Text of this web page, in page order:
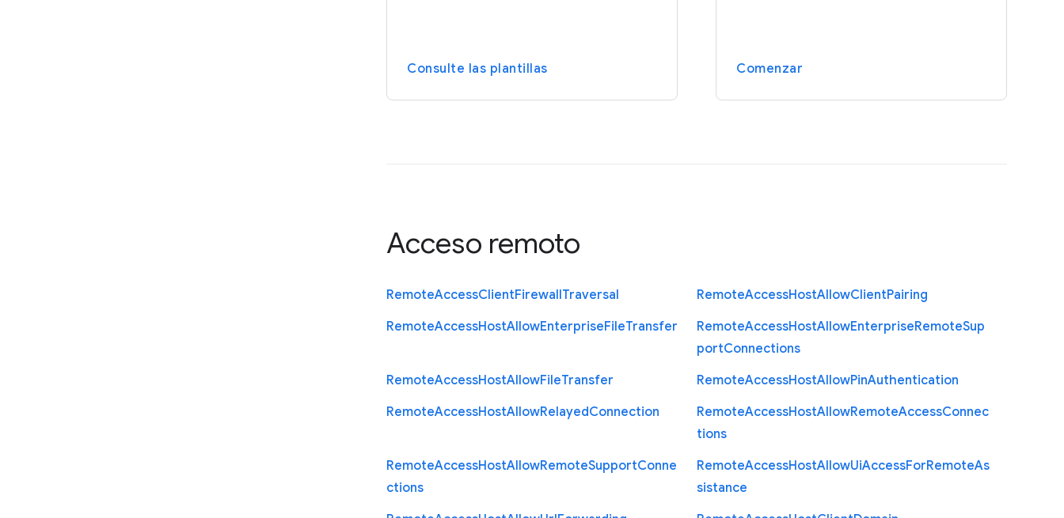
Consulte las plantillas Comenzar
Acceso remoto
RemoteAccessClientFirewallTraversal RemoteAccessHostAllowClientPairing
RemoteAccessHostAllowEnterpriseFileTransfer RemoteAccessHostAllowEnterpriseRemoteSup
portConnections
RemoteAccessHostAllowFileTransfer RemoteAccessHostAllowPinAuthentication
RemoteAccessHostAllowRelayedConnection RemoteAccessHostAllowRemoteAccessConnec
tions
RemoteAccessHostAllowRemoteSupportConne
ctions
RemoteAccessHostAllowUiAccessForRemoteAs
sistance